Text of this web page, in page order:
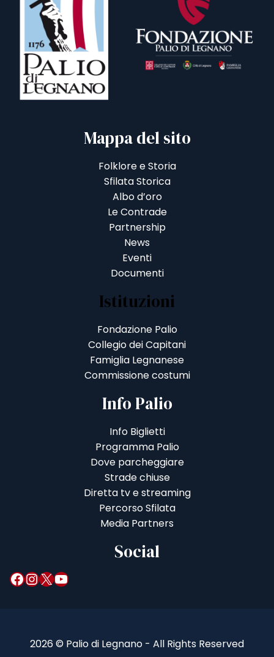
Mappa del sito
Folklore e Storia
Sfilata Storica
Albo d’oro
Le Contrade
Partnership
News
Eventi
Documenti
Istituzioni
Fondazione Palio
Collegio dei Capitani
Famiglia Legnanese
Commissione costumi
Info Palio
Info Biglietti
Programma Palio
Dove parcheggiare
Strade chiuse
Diretta tv e streaming
Percorso Sfilata
Media Partners
Social
Facebook InstagramX YouTube
2026 © Palio di Legnano - All Rights Reserved